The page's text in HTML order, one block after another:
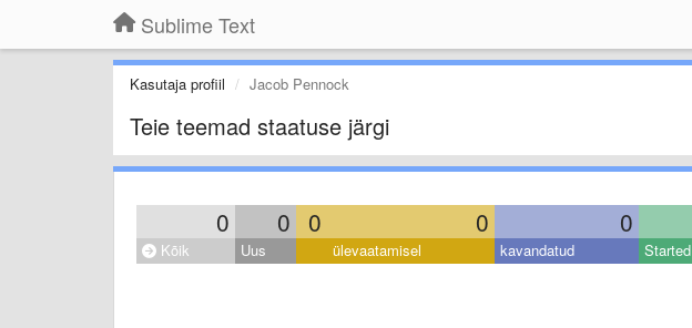
Sublime Text
Kasutaja profiil Jacob Pennock
Teie teemad staatuse järgi
0 0 0 0 0
Kõik Uus ülevaatamisel kavandatud Started